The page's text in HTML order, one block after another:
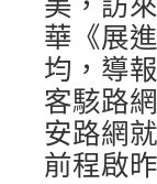
華《展
均，導
客駭路
安路網
前程啟